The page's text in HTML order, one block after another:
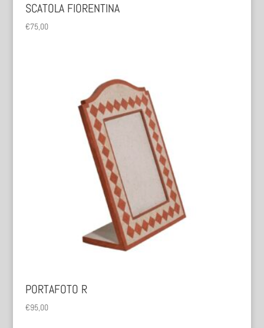
SCATOLA FIORENTINA
€75,00
PORTAFOTO R
€95,00